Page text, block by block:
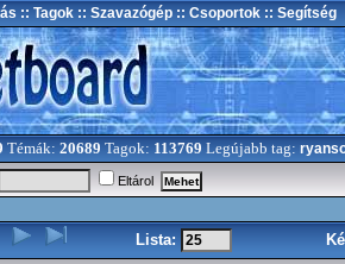
:: Tagok :: Szavazógép :: Csoportok :: Segítség
Témák: 20689 Tagok: 113769 Legújabb tag:
Eltárol
Lista: